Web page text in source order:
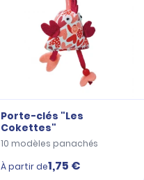
Porte-clés "Les
Cokettes"
10 modèles panachés
À partir de1,75 €